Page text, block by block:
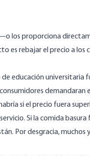
page
los proporciona
es rebajar el precio a los
educación universitaria
demandaran
si el precio fuera
Si la comida basura
Por desgracia, muchos